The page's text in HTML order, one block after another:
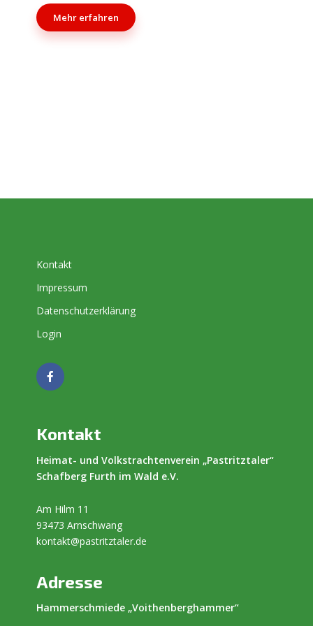
Mehr erfahren
Kontakt
Impressum
Datenschutzerklärung
Login
Kontakt
Heimat- und Volkstrachtenverein „Pastritztaler“
Schafberg Furth im Wald e.V.
Am Hilm 11
93473 Arnschwang
kontakt@pastritztaler.de
Adresse
Hammerschmiede „Voithenberghammer“